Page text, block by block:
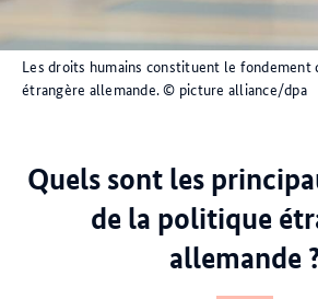
Les droits humains constituent le fondement
étrangère allemande.© picture alliance/dpa
Quels sont les
de la politique
allemande